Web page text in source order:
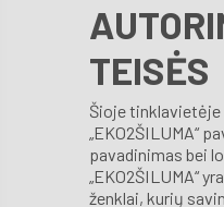
TEISĖS
Šioje tinklavietėje
„EKO2ŠILUMA“ pavadinimas, taip pat
pavadinimas bei
„EKO2ŠILUMA“ yra registruoti
ženklai, kurių